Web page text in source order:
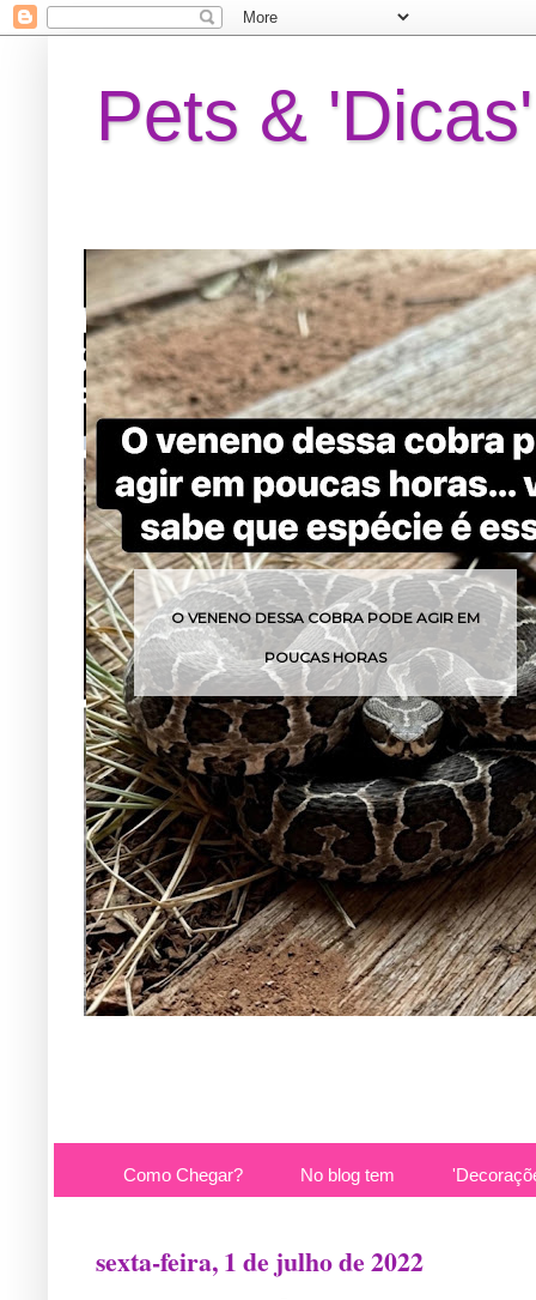
Pets & 'Dicas'
O VENENO DESSA COBRA PODE AGIR EM
POUCAS HORAS
Como Chegar? No blog tem
sexta-feira, 1 de julho de 2022